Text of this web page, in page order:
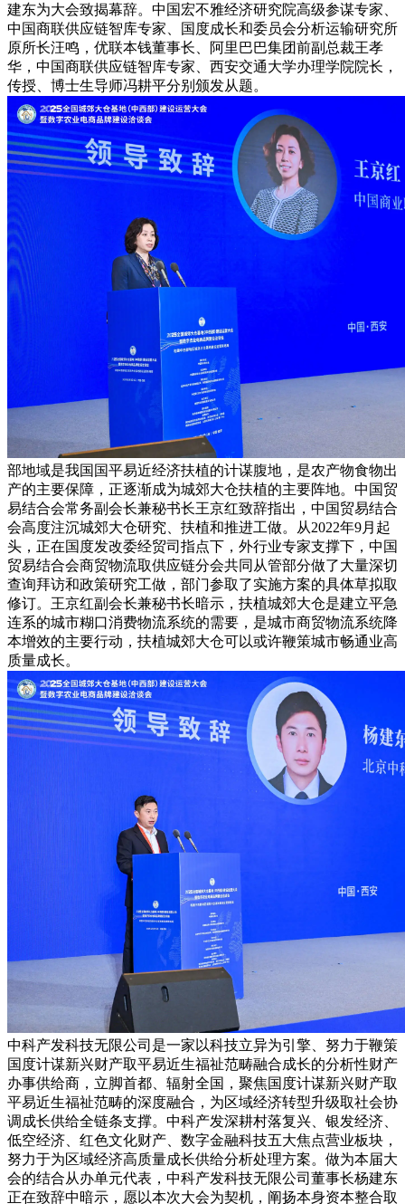
建东为大会致揭幕辞。中国宏不雅经济研究院高级参谋专家、
中国商联供应链智库专家、国度成长和委员会分析运输研究所
原所长汪鸣，优联本钱董事长、阿里巴巴集团前副总裁王孝
华，中国商联供应链智库专家、西安交通大学办理学院院长，
传授、博士生导师冯耕平分别颁发从题。
部地域是我国国平易近经济扶植的计谋腹地，是农产物食物出
产的主要保障，正逐渐成为城郊大仓扶植的主要阵地。中国贸
易结合会常务副会长兼秘书长王京红致辞指出，中国贸易结合
会高度注沉城郊大仓研究、扶植和推进工做。从2022年9月起
头，正在国度发改委经贸司指点下，外行业专家支撑下，中国
贸易结合会商贸物流取供应链分会共同从管部分做了大量深切
查询拜访和政策研究工做，部门参取了实施方案的具体草拟取
修订。王京红副会长兼秘书长暗示，扶植城郊大仓是建立平急
连系的城市糊口消费物流系统的需要，是城市商贸物流系统降
本增效的主要行动，扶植城郊大仓可以或许鞭策城市畅通业高
质量成长。
中科产发科技无限公司是一家以科技立异为引擎、努力于鞭策
国度计谋新兴财产取平易近生福祉范畴融合成长的分析性财产
办事供给商，立脚首都、辐射全国，聚焦国度计谋新兴财产取
平易近生福祉范畴的深度融合，为区域经济转型升级取社会协
调成长供给全链条支撑。中科产发深耕村落复兴、银发经济、
低空经济、红色文化财产、数字金融科技五大焦点营业板块，
努力于为区域经济高质量成长供给分析处理方案。做为本届大
会的结合从办单元代表，中科产发科技无限公司董事长杨建东
正在致辞中暗示，愿以本次大会为契机，阐扬本身资本整合取